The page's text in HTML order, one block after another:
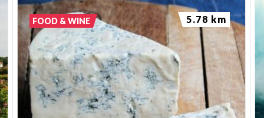
FOOD & WINE 5.78 km